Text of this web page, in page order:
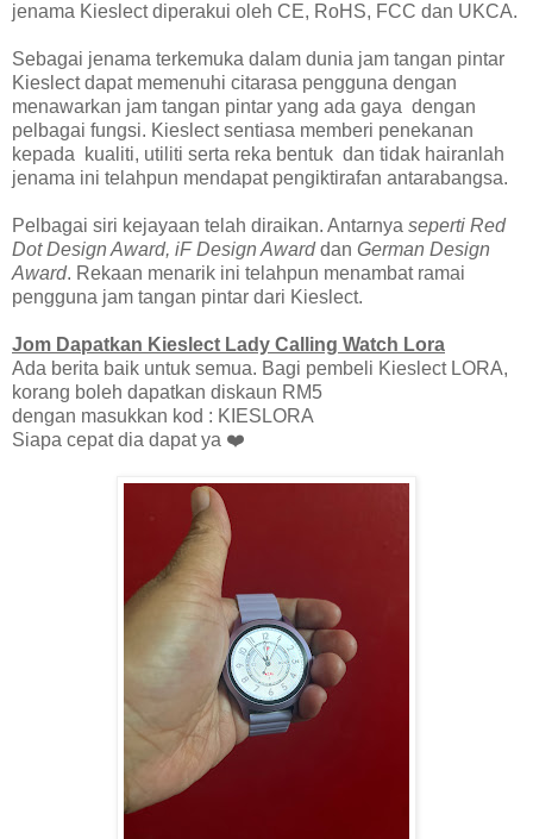
jenama Kieslect diperakui oleh CE, RoHS, FCC dan UKCA.
Sebagai jenama terkemuka dalam dunia jam tangan pintar
Kieslect dapat memenuhi citarasa pengguna dengan
menawarkan jam tangan pintar yang ada gaya dengan
pelbagai fungsi. Kieslect sentiasa memberi penekanan
kepada kualiti, utiliti serta reka bentuk dan tidak hairanlah
jenama ini telahpun mendapat pengiktirafan antarabangsa.
Pelbagai siri kejayaan telah diraikan. Antarnya seperti Red
Dot Design Award, iF Design Awarddan German Design
Award. Rekaan menarik ini telahpun menambat ramai
pengguna jam tangan pintar dari Kieslect.
Jom Dapatkan Kieslect Lady Calling Watch Lora
Ada berita baik untuk semua. Bagi pembeli Kieslect LORA,
korang boleh dapatkan diskaun RM5
dengan masukkan kod : KIESLORA
Siapa cepat dia dapat ya ❤️